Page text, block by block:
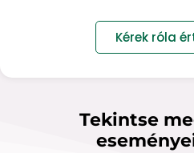
Kérek róla
Tekintse